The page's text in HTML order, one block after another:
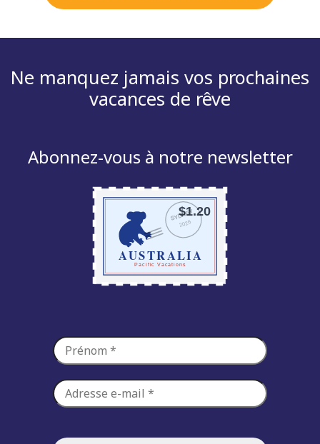
Ne manquez jamais vos prochaines
vacances de rêve
Abonnez-vous à notre newsletter
$1.20
Pacific Vacations
AUSTRALIA
SYDNEY
2026